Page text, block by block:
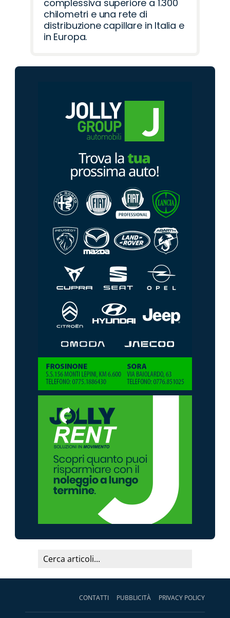
complessiva superiore a 1.300
chilometri e una rete di
distribuzione capillare in Italia e
in Europa.
CONTATTI PUBBLICITÀ PRIVACY POLICY